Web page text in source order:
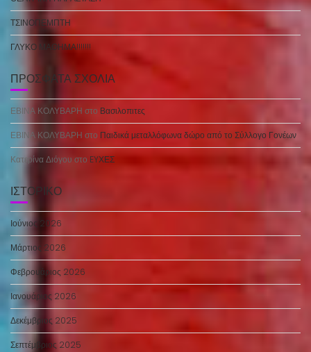
ΤΣΙΝΟΠΕΜΠΤΗ
ΓΛΥΚΟ ΜΑΘΗΜΑ!!!!!!!
ΠΡΌΣΦΑΤΑ ΣΧΌΛΙΑ
ΕΒΙΝΑ ΚΟΛΥΒΑΡΗ στο Βασιλοπιτες
ΕΒΙΝΑ ΚΟΛΥΒΑΡΗ στο Παιδικά μεταλλόφωνα δώρο από το Σύλλογο Γονέων
Κατερίνα Διόγου στο EYΧΕΣ
ΙΣΤΟΡΙΚΌ
Ιούνιος 2026
Μάρτιος 2026
Φεβρουάριος 2026
Ιανουάριος 2026
Δεκέμβριος 2025
Σεπτέμβριος 2025